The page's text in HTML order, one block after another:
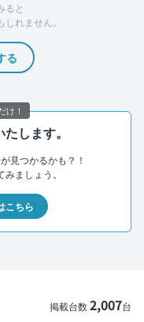
ると
れません。
る
します。
見つかるかも？！
ましょう。
こちら
掲載台数2,007台
け！